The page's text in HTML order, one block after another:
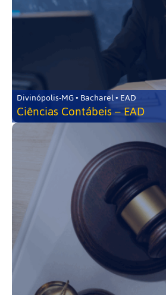
Divinópolis-MG • Bacharel • EAD
Ciências Contábeis – EAD